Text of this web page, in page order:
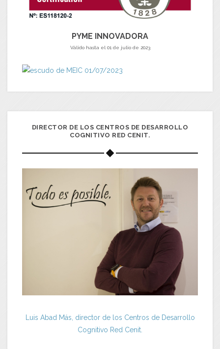
PYME INNOVADORA
Válido hasta el 01 de julio de 2023
DIRECTOR DE LOS CENTROS DE DESARROLLO
COGNITIVO RED CENIT.
Luis Abad Más, director de los Centros de Desarrollo
Cognitivo Red Cenit.